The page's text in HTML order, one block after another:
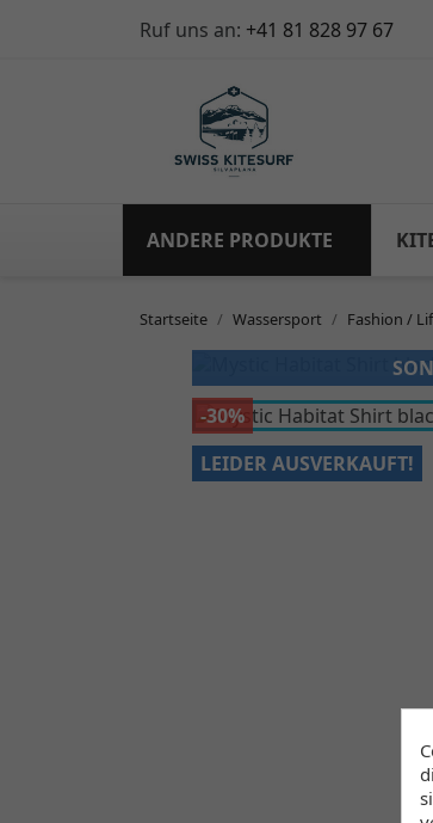
Ruf uns an: +41 81 828 97 67
ANDERE PRODUKTE
Startseite Wassersport Fashion /
-30%
LEIDER AUSVERKAUFT!